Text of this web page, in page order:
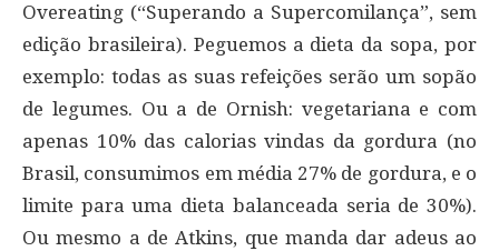
Overeating (“Superando a Supercomilança”, sem
edição brasileira). Peguemos a dieta da sopa, por
exemplo: todas as suas refeições serão um sopão
de legumes. Ou a de Ornish: vegetariana e com
apenas 10% das calorias vindas da gordura (no
Brasil, consumimos em média 27% de gordura, e o
limite para uma dieta balanceada seria de 30%).
Ou mesmo a de Atkins, que manda dar adeus ao